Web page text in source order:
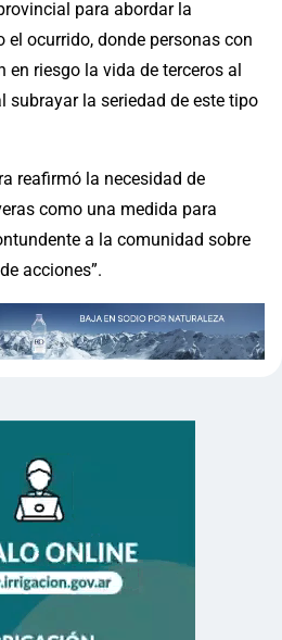
para abordar la
el ocurrido, donde personas con
riesgo la vida de terceros al
subrayar la seriedad de este tipo
reafirmó la necesidad de
como una medida para
a la comunidad sobre
acciones”.